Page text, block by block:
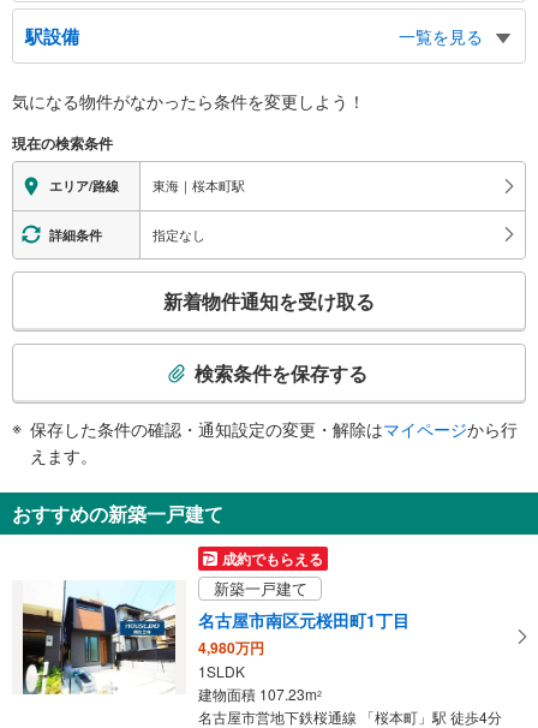
１出口
市バス １・３番のりば（新郊通３丁目）、菊住小学校、桜ビル、桜台１・２
丁目、駈上１・２丁目、鳥栖１・２丁目、外山１・２丁目
２出口
目）、水道局南業務所、桜台１・２丁目、鯛取通１・２丁目、桜本町１丁目、
元桜田町１・２丁目
３出口
市バス ４番のりば（桜本町１丁目）、呼続小学校、新郊中学校、南消防署、
桜郵便局、名鉄桜駅、桜本町２丁目、西桜町、寺崎町、呼続３・４丁目
４出口
市バス ２番のりば（新郊通３丁目）、第三銀行、寺崎町、菊住１・２丁目、
呼続元町、呼続２・３丁目
駅設備
一覧を見る
※段差なしでの移動経路
地上⇔改札⇔ホーム：○
エレベータ
・ホーム⇔改札
・１番出口
エスカレータ
トイレ
・改札外（３番出口方面）
その他
・ＡＥＤ
気になる物件がなかったら条件を変更しよう！
現在の検索条件
エリア/路線 東海｜桜本町駅
詳細条件 指定なし
検
知
を
取
る
・
条
新着物件通知を受け取る
検索条件を保存する
保存した条件の確認・通知設定の変更・解除はマイページから行
えます。
おすすめの新築一戸建て
成約でもらえる
新築一戸建て
名古屋市南区元桜田町1丁目
4,980万円
1SLDK
建物面積 107.23m2
名古屋市営地下鉄桜通線 「桜本町」駅 徒歩4分